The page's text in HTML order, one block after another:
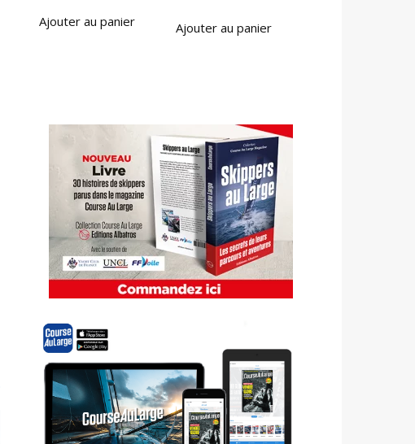
Ajouter au panier Ajouter au panier